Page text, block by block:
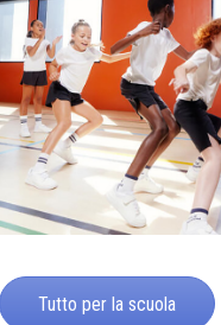
Tutto per la scuola